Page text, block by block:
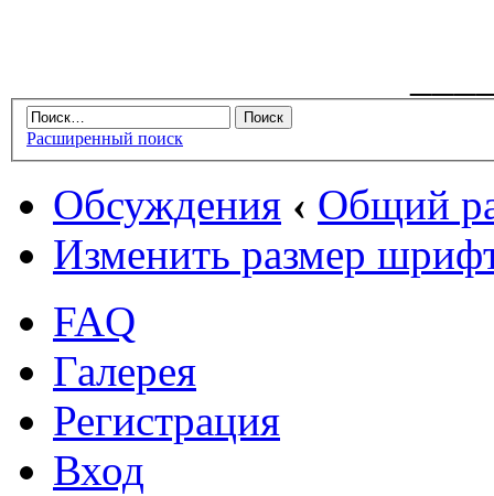
Расширенный поиск
Обсуждения ‹ Общий
Изменить размер
FAQ
Галерея
Регистрация
Вход